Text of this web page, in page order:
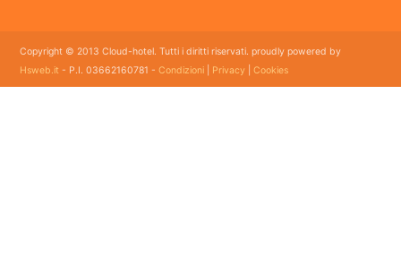
Copyright © 2013 Cloud-hotel. Tutti i diritti riservati. proudly powered by
Hsweb.it - P.I. 03662160781 -Condizioni Privacy |Cookies